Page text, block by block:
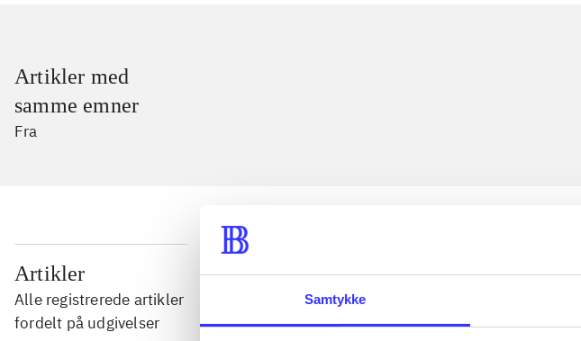
Samtykke
Artikler med
samme emner
Fra
Artikler
Alle registrerede artikler
fordelt på udgivelser